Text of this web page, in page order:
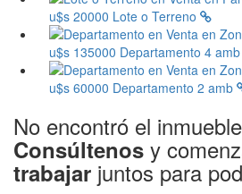
u$s 20000 Lote o Terreno
u$s 135000 Departamento 4 amb
u$s 60000 Departamento 2 amb
No encontró el
Consúltenos y
trabajar juntos para